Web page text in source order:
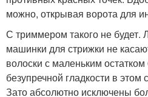
можно, открывая ворота для
С триммером такого не будет.
машинки для стрижки не
волоски с маленьким
безупречной гладкости в этом
Зато абсолютно исключены